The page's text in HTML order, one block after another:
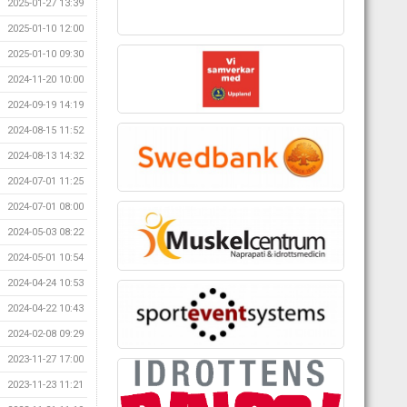
2025-01-27 13:39
2025-01-10 12:00
2025-01-10 09:30
2024-11-20 10:00
2024-09-19 14:19
2024-08-15 11:52
2024-08-13 14:32
2024-07-01 11:25
2024-07-01 08:00
2024-05-03 08:22
2024-05-01 10:54
2024-04-24 10:53
2024-04-22 10:43
2024-02-08 09:29
2023-11-27 17:00
2023-11-23 11:21